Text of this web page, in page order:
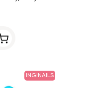
INGINAILS